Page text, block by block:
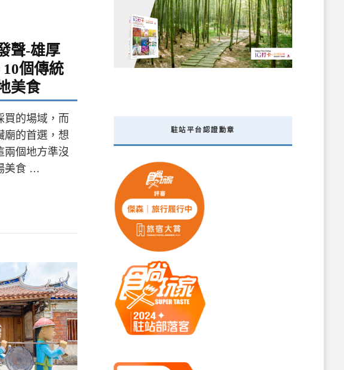
聲-雄厚
個傳統
美食
買的場域，而
廟的首選，想
兩個地方準沒
美食 …
駐站平台認證勳章